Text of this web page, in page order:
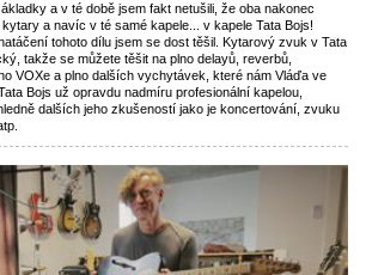
a v té době jsem fakt netušili, že oba nakonec
a navíc v té samé kapele... v kapele Tata Bojs!
tohoto dílu jsem se dost těšil. Kytarový zvuk v Tata
takže se můžete těšit na plno delayů, reverbů,
VOXe a plno dalších vychytávek, které nám Vláďa ve
Bojs už opravdu nadmíru profesionální kapelou,
dalších jeho zkušeností jako je koncertování, zvuku